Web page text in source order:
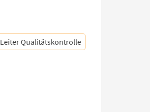
Leiter Qualitätskontrolle